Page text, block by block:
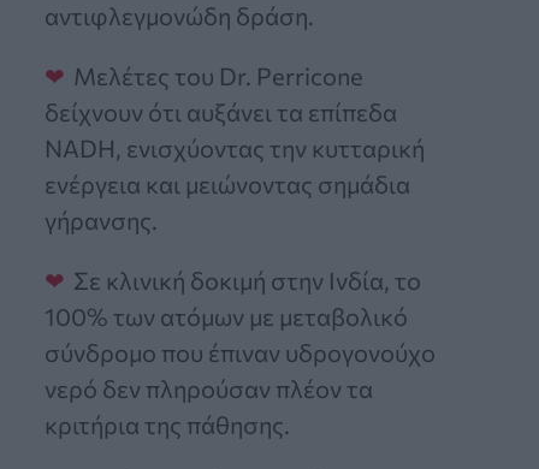
αντιφλεγμονώδη δράση.
Μελέτες του Dr. Perricone
δείχνουν ότι αυξάνει τα επίπεδα
NADH, ενισχύοντας την κυτταρική
ενέργεια και μειώνοντας σημάδια
γήρανσης.
Σε κλινική δοκιμή στην Ινδία, το
100% των ατόμων με μεταβολικό
σύνδρομο που έπιναν υδρογονούχο
νερό δεν πληρούσαν πλέον τα
κριτήρια της πάθησης.